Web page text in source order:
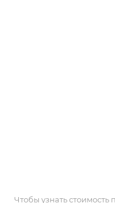
Чтобы узнать стоимость